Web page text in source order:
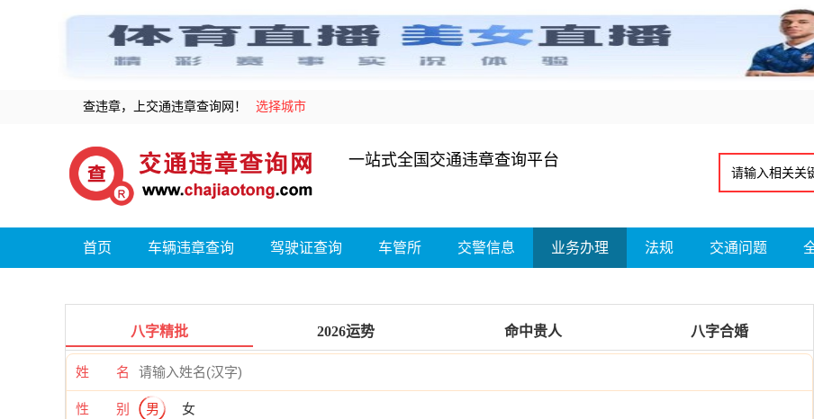
查违章，上交通违章查询网！ 选择城市
一站式全国交通违章查询平台
首页 车辆违章查询 驾驶证查询 车管所 交警信息 业务办理 法规 交通问题
八字精批 2026运势 命中贵人 八字合婚
姓 名
性 别 男 女